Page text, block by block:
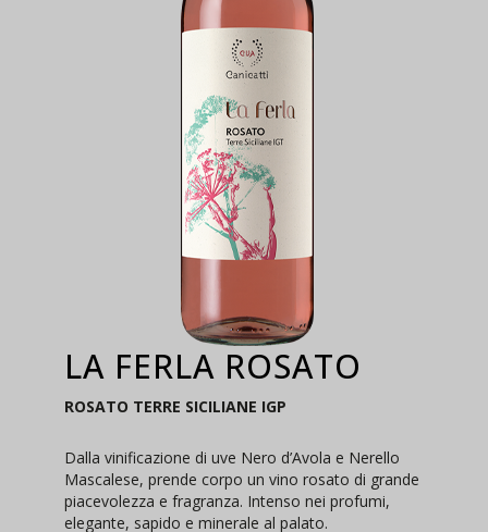
LA FERLA ROSATO
ROSATO TERRE SICILIANE IGP
Dalla vinificazione di uve Nero d’Avola e Nerello
Mascalese, prende corpo un vino rosato di grande
piacevolezza e fragranza. Intenso nei profumi,
elegante, sapido e minerale al palato.